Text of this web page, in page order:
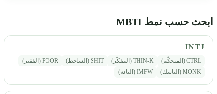
ابحث حسب نمط MBTI
INTJ
CTRL (المتحكّم) THIN-K (المفكّر) SHIT (الساخط)
POOR (الفقير)
MONK (الناسك)
IMFW (التافه)